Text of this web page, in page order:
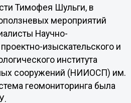
Тимофея Шульги, в
мероприятий
Научно-
изыскательского и
института
сооружений (НИИОСП) им.
геомониторинга была